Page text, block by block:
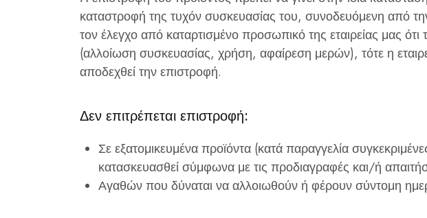
καταστροφή της τυχόν συσκευασίας του, συνοδευόμενη από
τον έλεγχο από καταρτισμένο προσωπικό της εταιρείας μας
(αλλοίωση συσκευασίας, χρήση, αφαίρεση μερών), τότε η
αποδεχθεί την επιστροφή.
Δεν επιτρέπεται επιστροφή:
Σε εξατομικευμένα προϊόντα (κατά παραγγελία
κατασκευασθεί σύμφωνα με τις προδιαγραφές και/ή
Αγαθών που δύναται να αλλοιωθούν ή φέρουν σύντομη